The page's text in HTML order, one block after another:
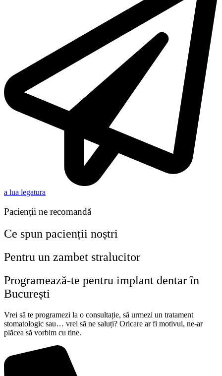
a lua legatura
Pacienții ne recomandă
Ce spun pacienții noștri
Pentru un zambet stralucitor
Programează-te pentru implant dentar în
București
Vrei să te programezi la o consultație, să urmezi un tratament
stomatologic sau… vrei să ne saluți? Oricare ar fi motivul, ne-ar
plăcea să vorbim cu tine.